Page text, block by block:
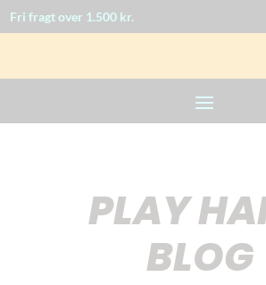
Fri fragt over 1.500 kr.
PLAY
BLOG